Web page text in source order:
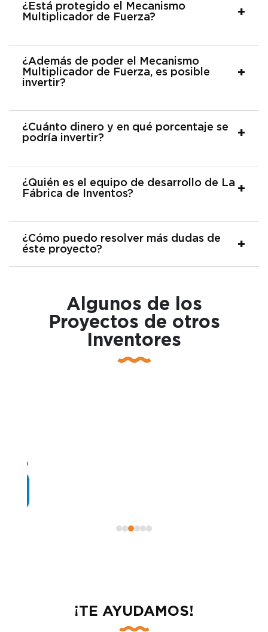
¿Está protegido el Mecanismo
Multiplicador de Fuerza?
¿Además de poder el Mecanismo
Multiplicador de Fuerza, es posible
invertir?
¿Cuánto dinero y en qué porcentaje se
podría invertir?
¿Quién es el equipo de desarrollo de La
Fábrica de Inventos?
¿Cómo puedo resolver más dudas de
éste proyecto?
Algunos de los
Proyectos de otros
Inventores
¡TE AYUDAMOS!